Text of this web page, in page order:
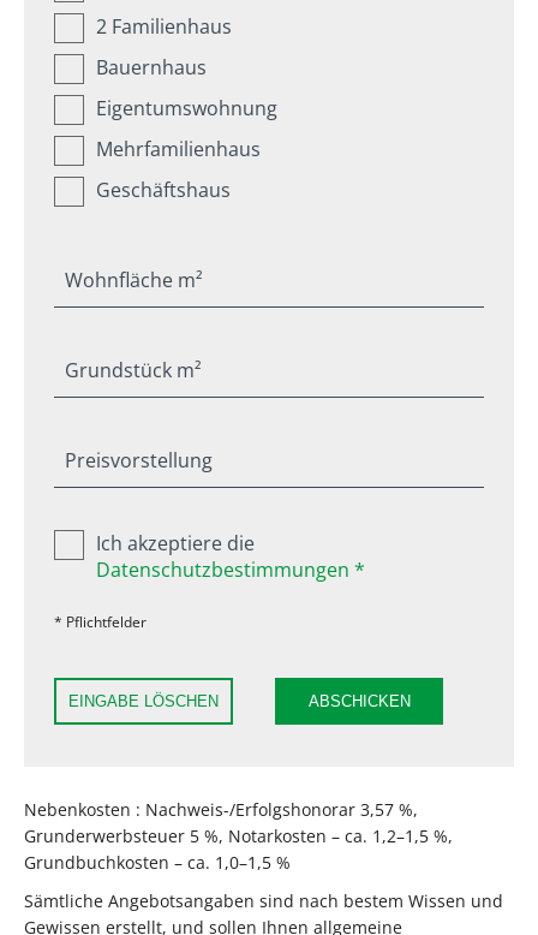
2 Familienhaus
Bauernhaus
Eigentumswohnung
Mehrfamilienhaus
Geschäftshaus
Wohnfläche m²
Grundstück m²
Preisvorstellung
Ich akzeptiere die
Datenschutzbestimmungen *
* Pflichtfelder
EINGABE LÖSCHEN ABSCHICKEN
Nebenkosten : Nachweis-/Erfolgshonorar 3,57 %,
Grunderwerbsteuer 5 %, Notarkosten – ca. 1,2–1,5 %,
Grundbuchkosten – ca. 1,0–1,5 %
Sämtliche Angebotsangaben sind nach bestem Wissen und
Gewissen erstellt, und sollen Ihnen allgemeine